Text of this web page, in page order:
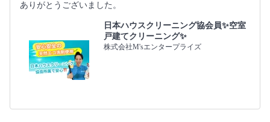
ありがとうございました。
日本ハウスクリーニング協会員✨空室
戸建てクリーニング✨
株式会社M'sエンタープライズ